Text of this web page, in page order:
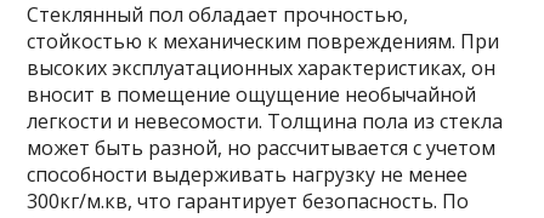
Стеклянный пол обладает прочностью,
стойкостью к механическим повреждениям. При
высоких эксплуатационных характеристиках, он
вносит в помещение ощущение необычайной
легкости и невесомости. Толщина пола из стекла
может быть разной, но рассчитывается с учетом
способности выдерживать нагрузку не менее
300кг/м.кв, что гарантирует безопасность. По